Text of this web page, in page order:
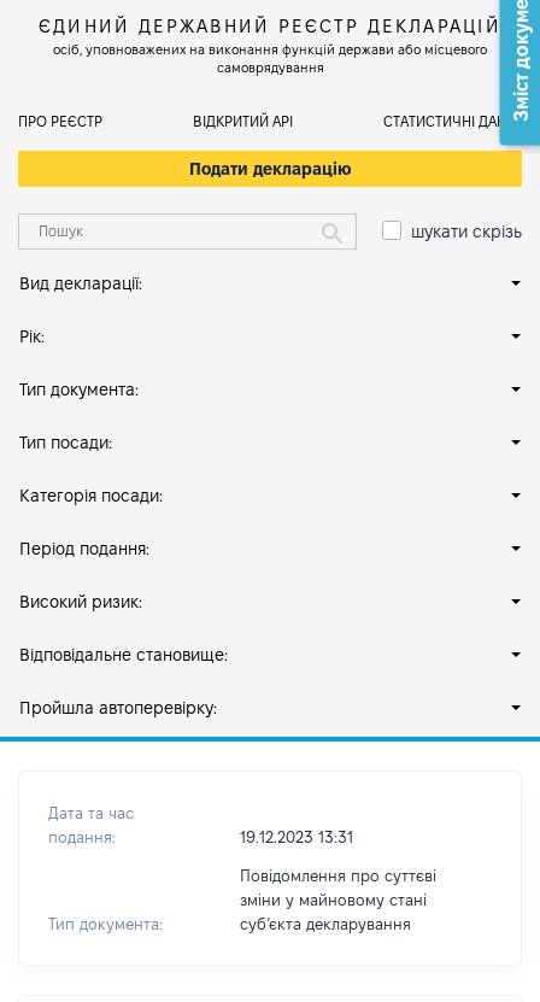
ЄДИНИЙ ДЕРЖАВНИЙ РЕЄСТР ДЕКЛАРАЦІЙ
осіб, уповноважених на виконання функцій держави або місцевого
самоврядування
ПРО РЕЄСТР ВІДКРИТИЙ АРІ СТАТИСТИЧНІ ДАНІ
Подати декларацію
шукати скрізь
Вид декларації:
Рік:
Тип документа:
Тип посади:
Категорія посади:
Період подання:
Високий ризик:
Відповідальне становище:
Пройшла автоперевірку:
Дата та час
подання:
19.12.2023 13:31
Тип документа:
Повідомлення про суттєві
зміни у майновому стані
субʼєкта декларування
Зміст документа